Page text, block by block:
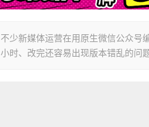
不少新媒体运营在用原生微信公众号
小时、改完还容易出现版本错乱的问